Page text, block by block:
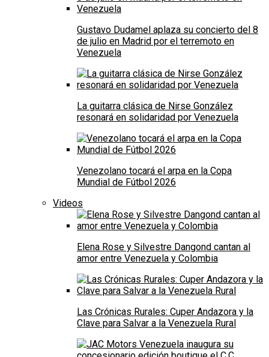
Gustavo Dudamel aplaza su concierto del 8
de julio en Madrid por el terremoto en
Venezuela
La guitarra clásica de Nirse González
resonará en solidaridad por Venezuela
Venezolano tocará el arpa en la Copa
Mundial de Fútbol 2026
Videos
Elena Rose y Silvestre Dangond cantan al
amor entre Venezuela y Colombia
Las Crónicas Rurales: Cuper Andazora y la
Clave para Salvar a la Venezuela Rural